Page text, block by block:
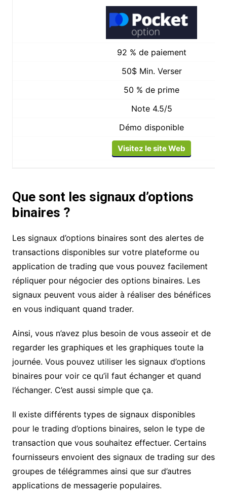
92 % de paiement
50$ Min. Verser
50 % de prime
Note 4.5/5
Démo disponible
Visitez le site Web
Que sont les signaux d’options
binaires ?
Les signaux d’options binaires sont des alertes de
transactions disponibles sur votre plateforme ou
application de trading que vous pouvez facilement
répliquer pour négocier des options binaires. Les
signaux peuvent vous aider à réaliser des bénéfices
en vous indiquant quand trader.
Ainsi, vous n’avez plus besoin de vous asseoir et de
regarder les graphiques et les graphiques toute la
journée. Vous pouvez utiliser les signaux d’options
binaires pour voir ce qu’il faut échanger et quand
l’échanger. C’est aussi simple que ça.
Il existe différents types de signaux disponibles
pour le trading d’options binaires, selon le type de
transaction que vous souhaitez effectuer. Certains
fournisseurs envoient des signaux de trading sur des
groupes de télégrammes ainsi que sur d’autres
applications de messagerie populaires.